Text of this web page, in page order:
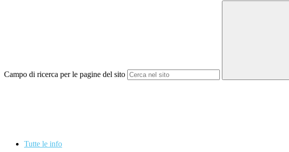
Campo di ricerca per le pagine del sito
Tutte le info